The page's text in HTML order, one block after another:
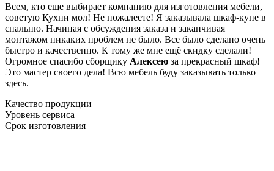
Всем, кто еще выбирает компанию для изготовления мебели,
советую Кухни мол! Не пожалеете! Я заказывала шкаф-купе в
спальню. Начиная с обсуждения заказа и заканчивая
монтажом никаких проблем не было. Все было сделано очень
быстро и качественно. К тому же мне ещё скидку сделали!
Огромное спасибо сборщику Алексею за прекрасный шкаф!
Это мастер своего дела! Всю мебель буду заказывать только
здесь.
Качество продукции
Уровень сервиса
Срок изготовления